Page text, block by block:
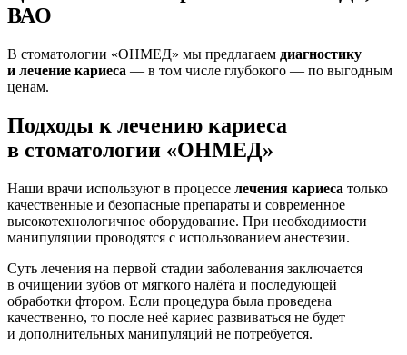
ВАО
В стоматологии «ОНМЕД» мы предлагаем диагностику
и лечение кариеса — в том числе глубокого — по выгодным
ценам.
Подходы к лечению кариеса
в стоматологии «ОНМЕД»
Наши врачи используют в процессе лечения кариеса только
качественные и безопасные препараты и современное
высокотехнологичное оборудование. При необходимости
манипуляции проводятся с использованием анестезии.
Суть лечения на первой стадии заболевания заключается
в очищении зубов от мягкого налёта и последующей
обработки фтором. Если процедура была проведена
качественно, то после неё кариес развиваться не будет
и дополнительных манипуляций не потребуется.